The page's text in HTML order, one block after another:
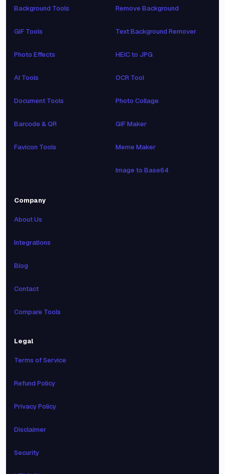
Background Tools
GIF Tools
Photo Effects
AI Tools
Document Tools
Barcode & QR
Favicon Tools
Remove Background
Text Background Remover
HEIC to JPG
OCR Tool
Photo Collage
GIF Maker
Meme Maker
Image to Base64
Company
About Us
Integrations
Blog
Contact
Compare Tools
Legal
Terms of Service
Refund Policy
Privacy Policy
Disclaimer
Security